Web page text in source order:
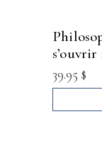
philosopher aujourdhui : pour
39.95 $